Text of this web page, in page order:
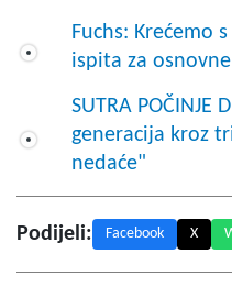
Fuchs: Krećemo
ispita za
SUTRA POČINJE
generacija kroz
nedaće"
Podijeli: Facebook X